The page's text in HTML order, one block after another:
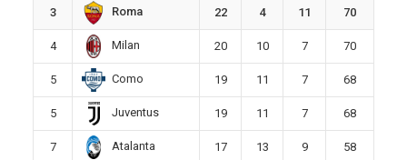
3 Roma 22 4 11 70
4 Milan 20 10 7 70
5 Como 19 11 7 68
5 Juventus 19 11 7 68
7 Atalanta 17 13 9 58